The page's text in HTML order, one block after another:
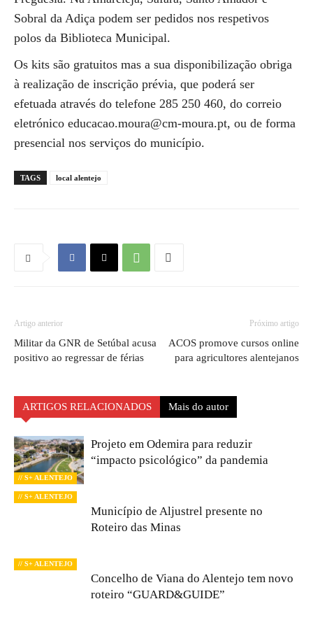
Sobral da Adiça podem ser pedidos nos respetivos
polos da Biblioteca Municipal.
Os kits são gratuitos mas a sua disponibilização obriga
à realização de inscrição prévia, que poderá ser
efetuada através do telefone 285 250 460, do correio
eletrónico educacao.moura@cm-moura.pt, ou de forma
presencial nos serviços do município.
TAGS local alentejo
Artigo anterior
Militar da GNR de Setúbal acusa
positivo ao regressar de férias
Próximo artigo
ACOS promove cursos online
para agricultores alentejanos
ARTIGOS RELACIONADOS Mais do autor
// S+ ALENTEJO
Projeto em Odemira para reduzir
“impacto psicológico” da pandemia
// S+ ALENTEJO
Município de Aljustrel presente no
Roteiro das Minas
// S+ ALENTEJO
Concelho de Viana do Alentejo tem novo
roteiro “GUARD&GUIDE”